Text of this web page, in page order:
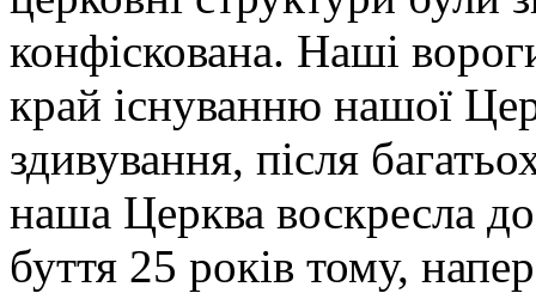
конфіскована. Наші
край існуванню нашої
здивування, після
наша Церква воскресла
буття 25 років тому,